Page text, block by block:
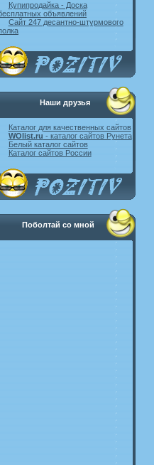
Купипродайка - Доска
объявлений
Сайт 247 десантно-штурмового
Наши друзья
Каталог для качественных сайтов
WOlist.ru - каталог сайтов Рунета
Белый каталог сайтов
Каталог сайтов России
Поболтай со мной